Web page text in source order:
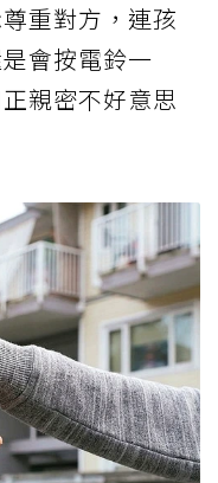
重對方，連孩
會按電鈴一
親密不好意思